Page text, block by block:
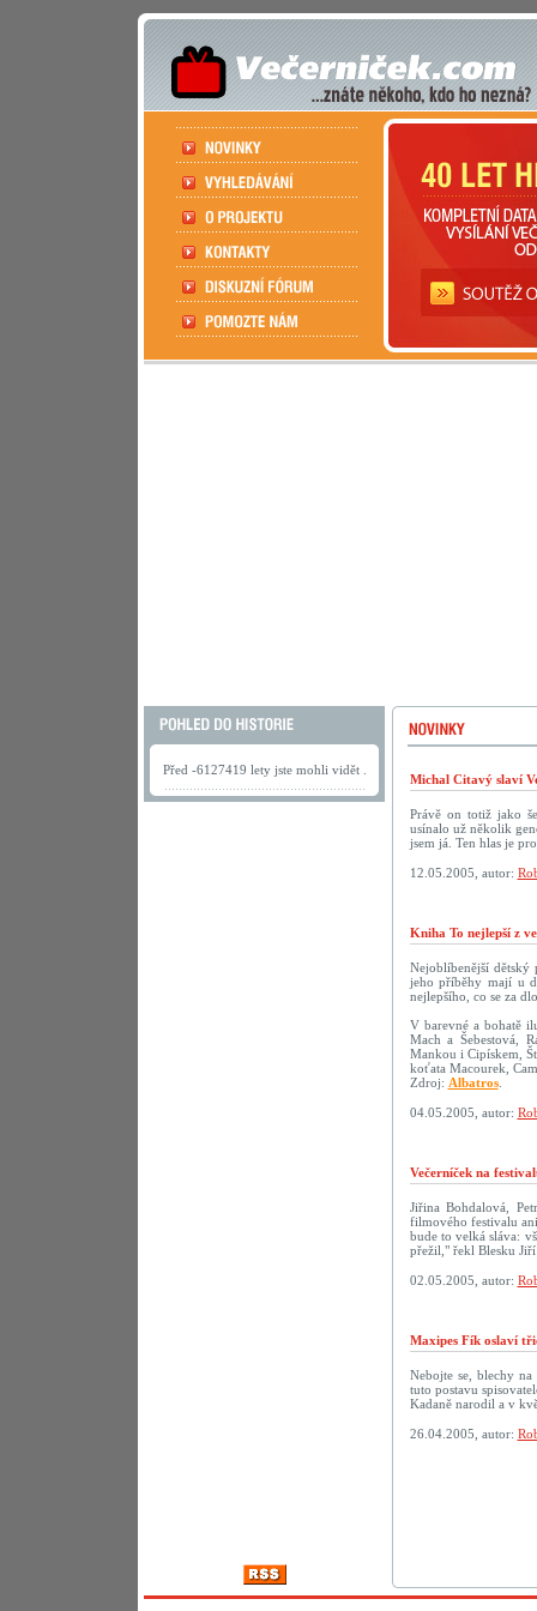
Před -6127419 lety jste mohli vidět .
Michal Citavý slaví
Právě on totiž jako
usínalo už několik
jsem já. Ten hlas je
12.05.2005, autor:
Kniha To nejlepší z
Nejoblíbenější dětský
jeho příběhy mají u
nejlepšího, co se za
V barevné a bohatě
Mach a Šebestová,
Mankou i Cipískem,
koťata Macourek,
Zdroj: Albatros.
04.05.2005, autor:
Večerníček na
Jiřina Bohdalová,
filmového festivalu
bude to velká sláva:
přežil," řekl Blesku
02.05.2005, autor:
Maxipes Fík oslaví
Nebojte se, blechy
tuto postavu
Kadaně narodil a v
26.04.2005, autor: